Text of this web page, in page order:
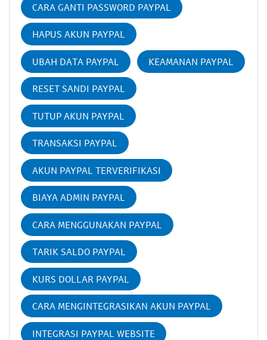
CARA GANTI PASSWORD PAYPAL
HAPUS AKUN PAYPAL
UBAH DATA PAYPAL KEAMANAN PAYPAL
RESET SANDI PAYPAL
TUTUP AKUN PAYPAL
TRANSAKSI PAYPAL
AKUN PAYPAL TERVERIFIKASI
BIAYA ADMIN PAYPAL
CARA MENGGUNAKAN PAYPAL
TARIK SALDO PAYPAL
KURS DOLLAR PAYPAL
CARA MENGINTEGRASIKAN AKUN PAYPAL
INTEGRASI PAYPAL WEBSITE